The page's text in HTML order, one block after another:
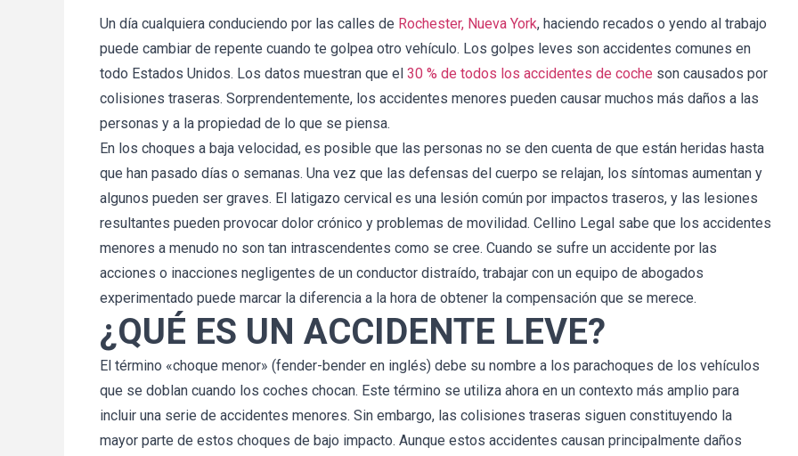
Un día cualquiera conduciendo por las calles de Rochester, Nueva York, haciendo recados o yendo al trabajo
puede cambiar de repente cuando te golpea otro vehículo. Los golpes leves son accidentes comunes en
todo Estados Unidos. Los datos muestran que el 30 % de todos los accidentes de coche son causados por
colisiones traseras. Sorprendentemente, los accidentes menores pueden causar muchos más daños a las
personas y a la propiedad de lo que se piensa.
En los choques a baja velocidad, es posible que las personas no se den cuenta de que están heridas hasta
que han pasado días o semanas. Una vez que las defensas del cuerpo se relajan, los síntomas aumentan y
algunos pueden ser graves. El latigazo cervical es una lesión común por impactos traseros, y las lesiones
resultantes pueden provocar dolor crónico y problemas de movilidad. Cellino Legal sabe que los accidentes
menores a menudo no son tan intrascendentes como se cree. Cuando se sufre un accidente por las
acciones o inacciones negligentes de un conductor distraído, trabajar con un equipo de abogados
experimentado puede marcar la diferencia a la hora de obtener la compensación que se merece.
¿QUÉ ES UN ACCIDENTE LEVE?
El término «choque menor» (fender-bender en inglés) debe su nombre a los parachoques de los vehículos
que se doblan cuando los coches chocan. Este término se utiliza ahora en un contexto más amplio para
incluir una serie de accidentes menores. Sin embargo, las colisiones traseras siguen constituyendo la
mayor parte de estos choques de bajo impacto. Aunque estos accidentes causan principalmente daños